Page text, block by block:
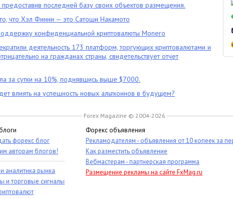
последней базу своих объектов размещения.
что Хэл Финни — это Сатоши Накамото
конфиденциальной криптовалюты Monero
деятельность 173 платформ, торгующих криптовалютами и
на гражданах страны, свидетельствует отчет
за сутки на 10%, поднявшись выше $7000.
влиять на успешность новых альткоинов в будущем?
Forex Magazine © 2004-2026
форекс блог
авторам блогов!
аналитика рынка
и торговые сигналы
Форекс объявления
Рекламодателям - объявления от 10 копеек за
Как разместить объявление
Вебмастерам - партнерская программа
Размещение рекламы на сайте FxMag.ru